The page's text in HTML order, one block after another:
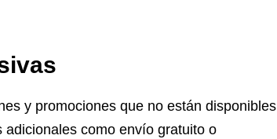
y promociones que no están disponibles
como envío gratuito o